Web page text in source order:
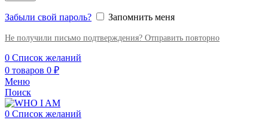
Забыли свой пароль? Запомнить меня
Не получили письмо подтверждения? Отправить повторно
0 Список желаний
0 товаров 0 ₽
Меню
Поиск
0 Список желаний